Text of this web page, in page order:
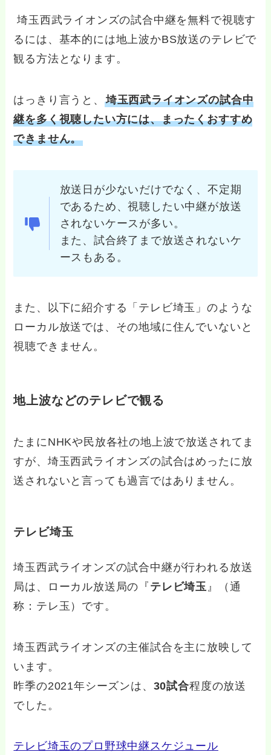
埼玉西武ライオンズの試合中継を無料で視聴す
るには、基本的には地上波かBS放送のテレビで
観る方法となります。
はっきり言うと、 埼玉西武ライオンズの試合中
継を多く視聴したい方には、まったくおすすめ
できません。
放送日が少ないだけでなく、不定期
であるため、視聴したい中継が放送
されないケースが多い。
また、試合終了まで放送されないケ
ースもある。
また、以下に紹介する「テレビ埼玉」のような
ローカル放送では、その地域に住んでいないと
視聴できません。
地上波などのテレビで観る
たまにNHKや民放各社の地上波で放送されてま
すが、埼玉西武ライオンズの試合はめったに放
送されないと言っても過言ではありません。
テレビ埼玉
埼玉西武ライオンズの試合中継が行われる放送
局は、ローカル放送局の『 テレビ埼玉 』（通
称：テレ玉）です。
埼玉西武ライオンズの主催試合を主に放映して
います。
昨季の2021年シーズンは、 30試合程度の放送
でした。
テレビ埼玉のプロ野球中継スケジュール